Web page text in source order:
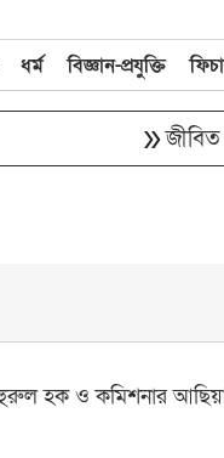
ধর্ম বিজ্ঞান-প্রযুক্তি
জীবিত
জহুরুল হক ও কমিশনার